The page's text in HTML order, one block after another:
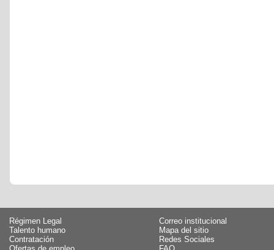
Régimen Legal
Talento humano
Contratación
Correo institucional
Mapa del sitio
Redes Sociales